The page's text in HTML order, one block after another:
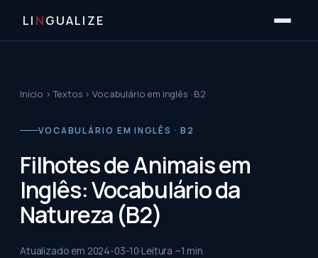
LI NGUALIZE
Início ›Textos ›Vocabulário em inglês · B2
VOCABULÁRIO EM INGLÊS · B2
Filhotes de Animais em
Inglês: Vocabulário da
Natureza (B2)
Atualizado em 2024-03-10 Leitura ~1 min